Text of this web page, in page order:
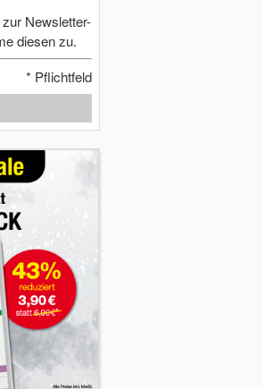
Newsletter-
diesen zu.
* Pflichtfeld